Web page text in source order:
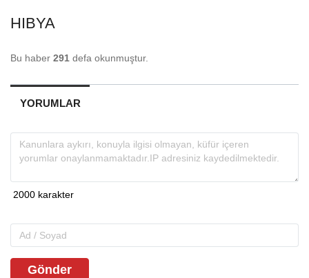
HIBYA
Bu haber 291 defa okunmuştur.
YORUMLAR
Gönder